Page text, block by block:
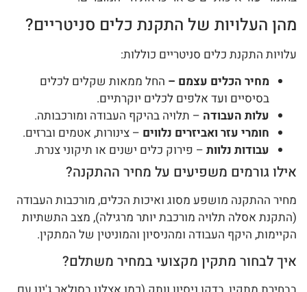
מהן העלויות של התקנת כלים סניטריים?
עלויות התקנת כלים סניטריים כוללות:
מחיר הכלים עצמם – החל ממאות שקלים לכלים
בסיסיים ועד אלפים לכלים יוקרתיים.
עלות העבודה – תלויה בהיקף העבודה ומורכבותה.
חומרי עזר ואביזרים נלווים – צינורות, אטמים וברזים.
עבודות נלוות – פירוק כלים ישנים או תיקוני צנרת.
אילו גורמים משפיעים על מחיר ההתקנה?
מחיר ההתקנה מושפע מסוג ואיכות הכלים, מורכבות העבודה
(התקנת אסלה תלויה מורכבת יותר מרגילה), מצב התשתיות
הקיימות, היקף העבודה ומהניסיון והמוניטין של המתקין.
איך לבחור מתקין מקצועי במחיר משתלם?